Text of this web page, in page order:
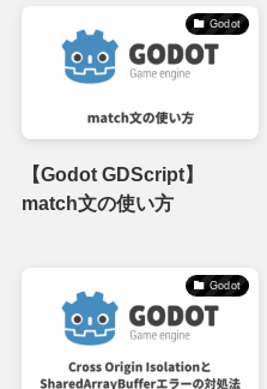
Godot
【Godot GDScript】
match文の使い方
Godot